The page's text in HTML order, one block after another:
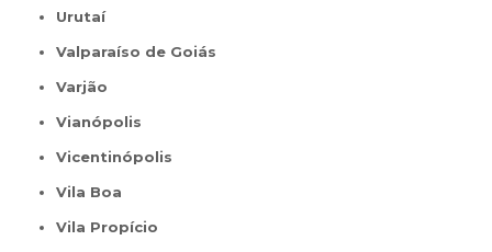
Urutaí
Valparaíso de Goiás
Varjão
Vianópolis
Vicentinópolis
Vila Boa
Vila Propício